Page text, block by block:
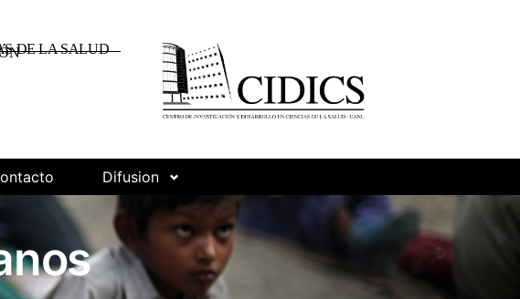
DE LA SALUD
Difusion